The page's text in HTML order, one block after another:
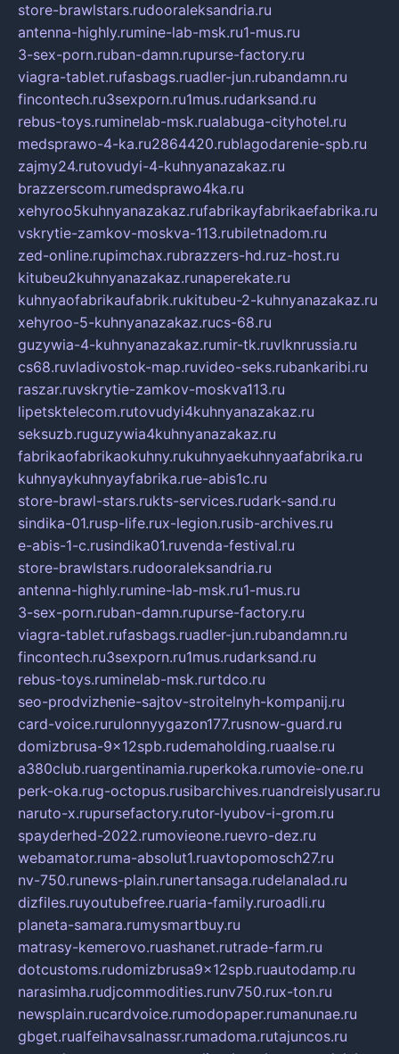
store-brawlstars.rudooraleksandria.ru
antenna-highly.rumine-lab-msk.ru1-mus.ru
3-sex-porn.ruban-damn.rupurse-factory.ru
viagra-tablet.rufasbags.ruadler-jun.rubandamn.ru
fincontech.ru3sexporn.ru1mus.rudarksand.ru
rebus-toys.ruminelab-msk.rualabuga-cityhotel.ru
medsprawo-4-ka.ru2864420.rublagodarenie-spb.ru
zajmy24.rutovudyi-4-kuhnyanazakaz.ru
brazzerscom.rumedsprawo4ka.ru
xehyroo5kuhnyanazakaz.rufabrikayfabrikaefabrika.ru
vskrytie-zamkov-moskva-113.rubiletnadom.ru
zed-online.rupimchax.rubrazzers-hd.ruz-host.ru
kitubeu2kuhnyanazakaz.runaperekate.ru
kuhnyaofabrikaufabrik.rukitubeu-2-kuhnyanazakaz.ru
xehyroo-5-kuhnyanazakaz.rucs-68.ru
guzywia-4-kuhnyanazakaz.rumir-tk.ruvlknrussia.ru
cs68.ruvladivostok-map.ruvideo-seks.rubankaribi.ru
raszar.ruvskrytie-zamkov-moskva113.ru
lipetsktelecom.rutovudyi4kuhnyanazakaz.ru
seksuzb.ruguzywia4kuhnyanazakaz.ru
fabrikaofabrikaokuhny.rukuhnyaekuhnyaafabrika.ru
kuhnyaykuhnyayfabrika.rue-abis1c.ru
store-brawl-stars.rukts-services.rudark-sand.ru
sindika-01.rusp-life.rux-legion.rusib-archives.ru
e-abis-1-c.rusindika01.ruvenda-festival.ru
store-brawlstars.rudooraleksandria.ru
antenna-highly.rumine-lab-msk.ru1-mus.ru
3-sex-porn.ruban-damn.rupurse-factory.ru
viagra-tablet.rufasbags.ruadler-jun.rubandamn.ru
fincontech.ru3sexporn.ru1mus.rudarksand.ru
rebus-toys.ruminelab-msk.rurtdco.ru
seo-prodvizhenie-sajtov-stroitelnyh-kompanij.ru
card-voice.rurulonnyygazon177.rusnow-guard.ru
domizbrusa-9x12spb.rudemaholding.ruaalse.ru
a380club.ruargentinamia.ruperkoka.rumovie-one.ru
perk-oka.rug-octopus.rusibarchives.ruandreislyusar.ru
naruto-x.rupursefactory.rutor-lyubov-i-grom.ru
spayderhed-2022.rumovieone.ruevro-dez.ru
webamator.ruma-absolut1.ruavtopomosch27.ru
nv-750.runews-plain.runertansaga.rudelanalad.ru
dizfiles.ruyoutubefree.ruaria-family.ruroadli.ru
planeta-samara.rumysmartbuy.ru
matrasy-kemerovo.ruashanet.rutrade-farm.ru
dotcustoms.rudomizbrusa9x12spb.ruautodamp.ru
narasimha.rudjcommodities.runv750.rux-ton.ru
newsplain.rucardvoice.rumodopaper.rumanunae.ru
gbget.rualfeihavsalnassr.rumadoma.rutajuncos.ru